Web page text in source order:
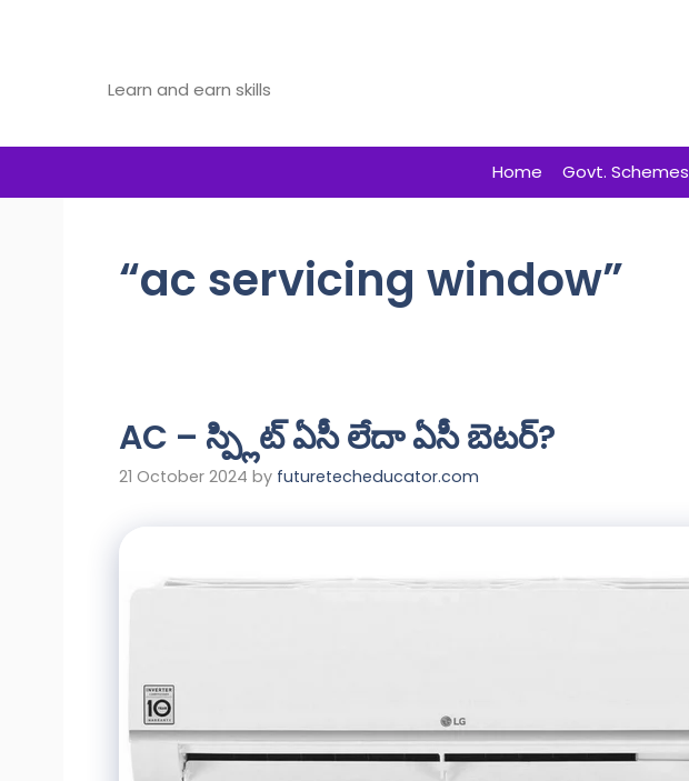
Learn and earn skills
Home Govt. Schemes
“ac servicing window”
AC – స్ప్లిట్ ఏసీ లేదా ఏసీ బెటర్?
21 October 2024 by futuretecheducator.com